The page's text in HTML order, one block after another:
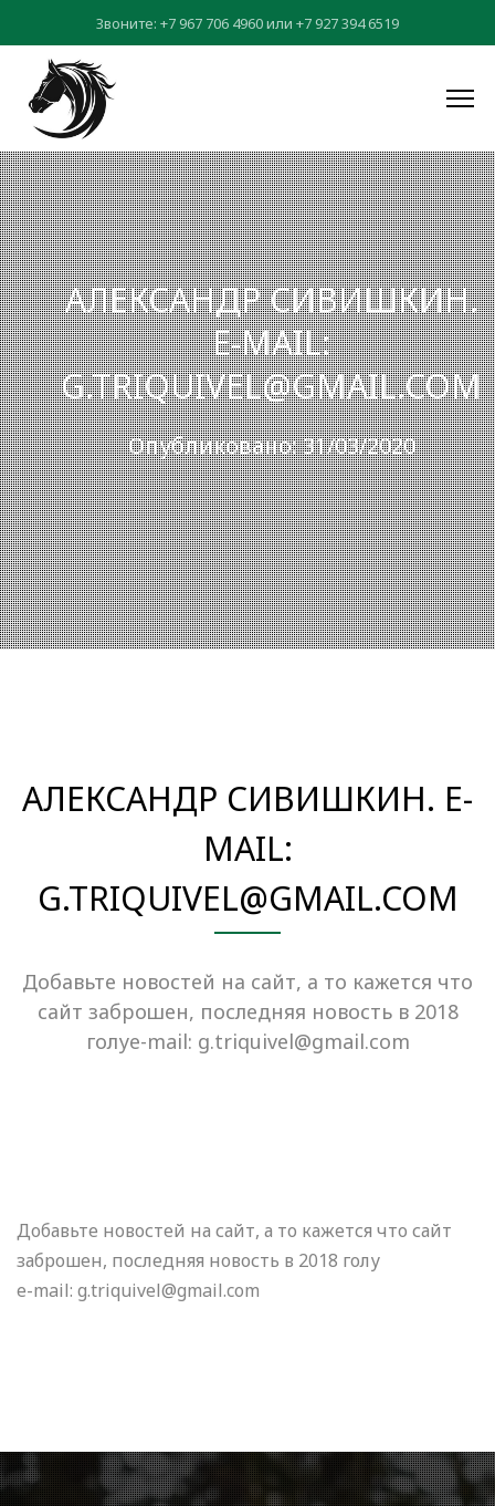
Звоните: +7 967 706 4960или +7 927 394 6519
АЛЕКСАНДР СИВИШКИН.
E-MAIL:
G.TRIQUIVEL@GMAIL.COM
Опубликовано: 31/03/2020
АЛЕКСАНДР СИВИШКИН. E-
MAIL:
G.TRIQUIVEL@GMAIL.COM
Добавьте новостей на сайт, а то кажется что
сайт заброшен, последняя новость в 2018
голуe-mail: g.triquivel@gmail.com
Добавьте новостей на сайт, а то кажется что сайт
заброшен, последняя новость в 2018 голу
e-mail: g.triquivel@gmail.com